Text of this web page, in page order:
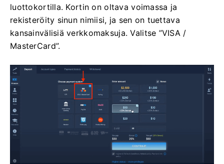
luottokortilla. Kortin on oltava voimassa ja
rekisteröity sinun nimiisi, ja sen on tuettava
kansainvälisiä verkkomaksuja. Valitse ”VISA /
MasterCard”.